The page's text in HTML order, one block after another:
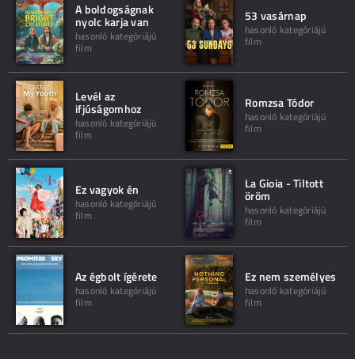
A boldogságnak
nyolc karja van
hasonló kategóriájú
film
53 vasárnap
hasonló kategóriájú
film
Levél az
ifjúságomhoz
hasonló kategóriájú
film
Romzsa Tódor
hasonló kategóriájú
film
Ez vagyok én
hasonló kategóriájú
film
La Gioia - Tiltott
öröm
hasonló kategóriájú
film
Az égbolt ígérete
hasonló kategóriájú
film
Ez nem személyes
hasonló kategóriájú
film